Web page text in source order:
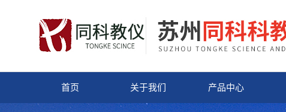
首页 关于我们 产品中心